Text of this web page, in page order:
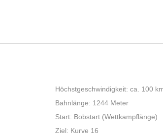
Höchstgeschwindigkeit: ca. 100
Bahnlänge: 1244 Meter
Start: Bobstart (Wettkampflänge)
Ziel: Kurve 16